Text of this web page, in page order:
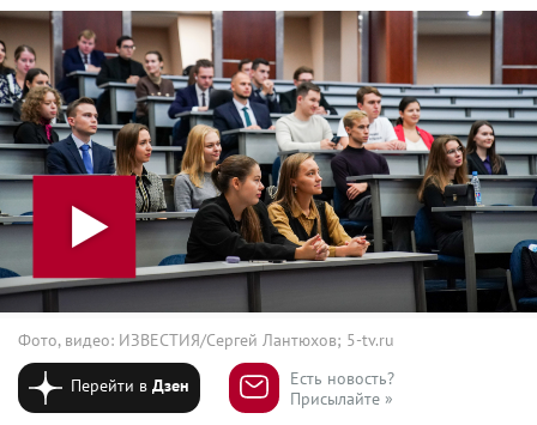
Фото, видео: ИЗВЕСТИЯ/Сергей Лантюхов; 5-tv.ru
Перейти вДзен
Есть новость?
Присылайте »